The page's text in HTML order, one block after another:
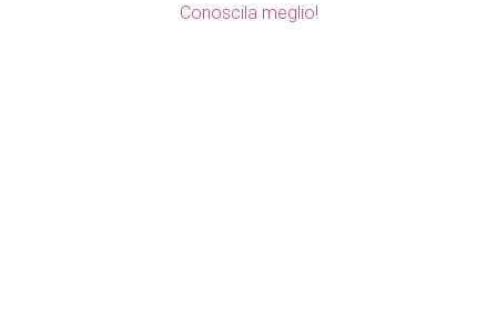
Conoscila meglio!